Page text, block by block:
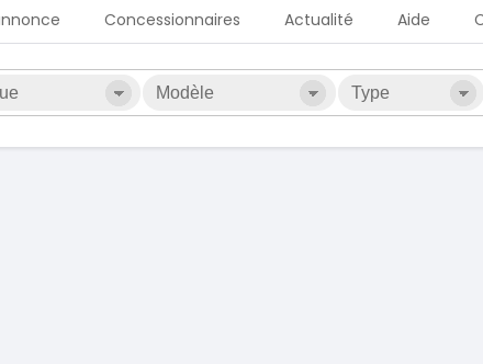
Concessionnaires Actualité Aide